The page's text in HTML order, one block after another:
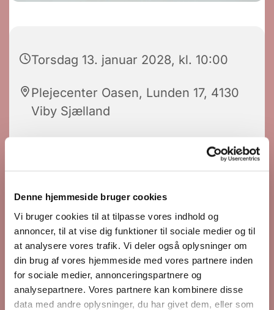
Denne hjemmeside bruger cookies
Vi bruger cookies til at tilpasse vores indhold og
annoncer, til at vise dig funktioner til sociale medier og til
at analysere vores trafik. Vi deler også oplysninger om
din brug af vores hjemmeside med vores partnere inden
for sociale medier, annonceringspartnere og
analysepartnere. Vores partnere kan kombinere disse
data med andre oplysninger, du har givet dem, eller som
Torsdag 13. januar 2028, kl. 10:00
Plejecenter Oasen, Lunden 17, 4130
Viby Sjælland